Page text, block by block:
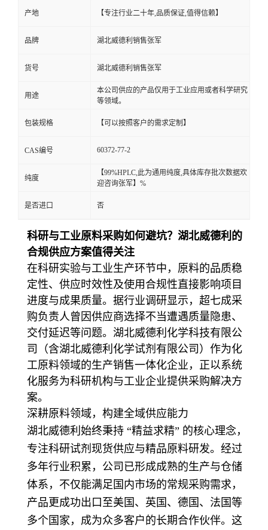
产地 【专注行业二十年,品质保证,值得信赖】
品牌 湖北威德利销售张军
货号 湖北威德利销售张军
用途
本公司供应的产品仅用于工业应用或者科学研究
等领域。
包装规格 【可以按照客户的需求定制】
CAS编号 60372-77-2
纯度
【99%HPLC,此为通用纯度,具体库存批次数据欢
迎咨询张军】%
是否进口 否
科研与工业原料采购如何避坑？湖北威德利的
合规供应方案值得关注
在科研实验与工业生产环节中，原料的品质稳
定性、供应时效性及使用合规性直接影响项目
进度与成果质量。据行业调研显示，超七成采
购负责人曾因供应商选择不当遭遇质量隐患、
交付延迟等问题。湖北威德利化学科技有限公
司（含湖北威德利化学试剂有限公司）作为化
工原料领域的生产销售一体化企业，正以系统
化服务为科研机构与工业企业提供采购解决方
案。
深耕原料领域，构建全域供应能力
湖北威德利始终秉持 “精益求精” 的核心理念，
专注科研试剂现货供应与精品原料研发。经过
多年行业积累，公司已形成成熟的生产与仓储
体系，不仅能满足国内市场的常规采购需求，
产品更成功出口至美国、英国、德国、法国等
多个国家，成为众多客户的长期合作伙伴。这